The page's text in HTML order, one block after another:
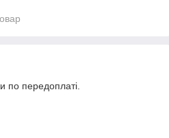
по передоплаті.